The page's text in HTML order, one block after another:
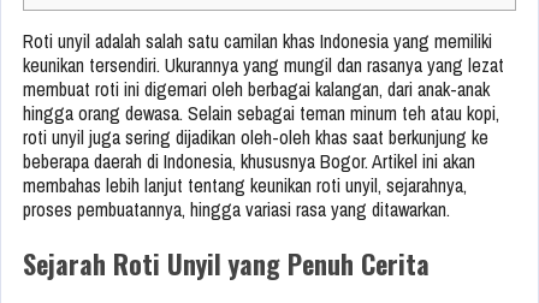
Roti unyil adalah salah satu camilan khas Indonesia yang memiliki
keunikan tersendiri. Ukurannya yang mungil dan rasanya yang lezat
membuat roti ini digemari oleh berbagai kalangan, dari anak-anak
hingga orang dewasa. Selain sebagai teman minum teh atau kopi,
roti unyil juga sering dijadikan oleh-oleh khas saat berkunjung ke
beberapa daerah di Indonesia, khususnya Bogor. Artikel ini akan
membahas lebih lanjut tentang keunikan roti unyil, sejarahnya,
proses pembuatannya, hingga variasi rasa yang ditawarkan.
Sejarah Roti Unyil yang Penuh Cerita